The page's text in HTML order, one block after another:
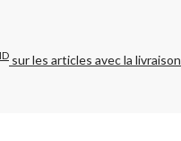
sur les articles avec la livraison